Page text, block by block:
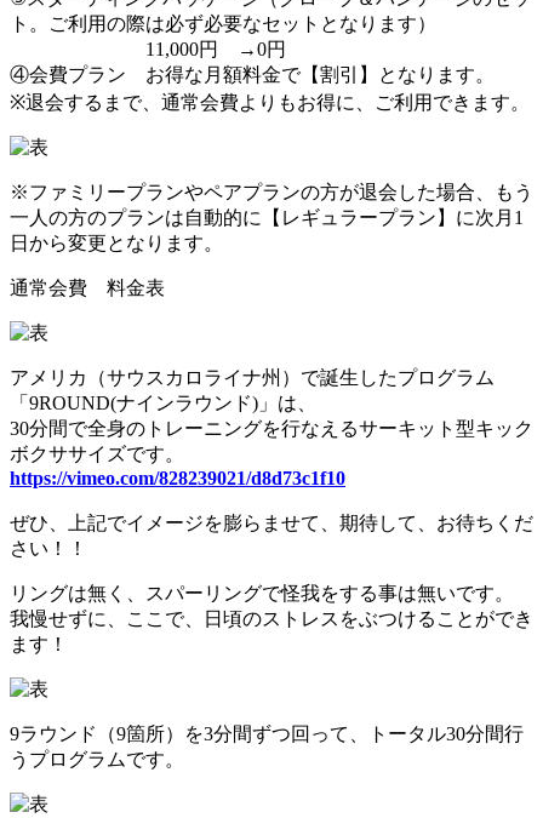
ト。ご利用の際は必ず必要なセットとなります）
11,000円 →0円
④会費プラン お得な月額料金で【割引】となります。
※退会するまで、通常会費よりもお得に、ご利用できます。
※ファミリープランやペアプランの方が退会した場合、もう
一人の方のプランは自動的に【レギュラープラン】に次月1
日から変更となります。
通常会費 料金表
アメリカ（サウスカロライナ州）で誕生したプログラム
「9ROUND(ナインラウンド)」は、
30分間で全身のトレーニングを行なえるサーキット型キック
ボクササイズです。
https://vimeo.com/828239021/d8d73c1f10
ぜひ、上記でイメージを膨らませて、期待して、お待ちくだ
さい！！
リングは無く、スパーリングで怪我をする事は無いです。
我慢せずに、ここで、日頃のストレスをぶつけることができ
ます！
9ラウンド（9箇所）を3分間ずつ回って、トータル30分間行
うプログラムです。